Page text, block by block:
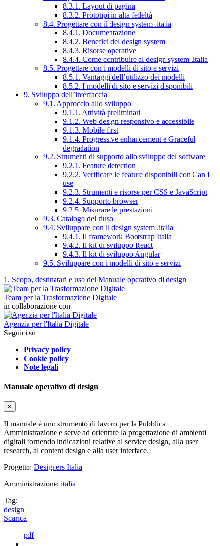
8.3.1. Layout di pagina
8.3.2. Prototipi in alta fedeltà
8.4. Progettare con il design system .italia
8.4.1. Documentazione
8.4.2. Benefici del design system
8.4.3. Risorse operative
8.4.4. Come contribuire al design system .italia
8.5. Progettare con i modelli di sito e servizi
8.5.1. Vantaggi dell’utilizzo dei modelli
8.5.2. I modelli di sito e servizi disponibili
9. Sviluppo dell’interfaccia
9.1. Approccio allo sviluppo
9.1.1. Attività preliminari
9.1.2. Web design responsivo e accessibile
9.1.3. Mobile first
9.1.4. Progressive enhancement e Graceful
degradation
9.2. Strumenti di supporto allo sviluppo del software
9.2.1. Feature detection
9.2.2. Verificare le feature disponibili con Can I
use
9.2.3. Strumenti e risorse per CSS e JavaScript
9.2.4. Supporto browser
9.2.5. Misurare le prestazioni
9.3. Catalogo del riuso
9.4. Sviluppare con il design system .italia
9.4.1. Il framework Bootstrap Italia
9.4.2. Il kit di sviluppo React
9.4.3. Il kit di sviluppo Angular
9.5. Sviluppare con i modelli di sito e servizi
1. Scopo, destinatari e uso del Manuale operativo di design
Team per la Trasformazione Digitale
in collaborazione con
Agenzia per l'Italia Digitale
Seguici su
Privacy policy
Cookie policy
Note legali
Manuale operativo di design
×
Il manuale è uno strumento di lavoro per la Pubblica
Amministrazione e serve ad orientare la progettazione di ambienti
digitali fornendo indicazioni relative al service design, alla user
research, al content design e alla user interface.
Progetto: Designers Italia
Amministrazione: italia
Tag:
design
Scarica
pdf